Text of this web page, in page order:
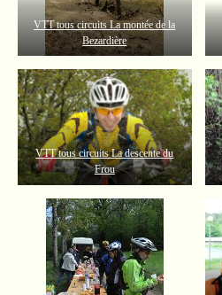
VTT tous circuits La montée de la
Bezardière
VTT tous circuits La descente du
Frou